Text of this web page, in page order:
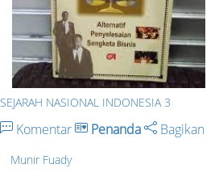
SEJARAH NASIONAL INDONESIA 3
Komentar Penanda Bagikan
Munir Fuady